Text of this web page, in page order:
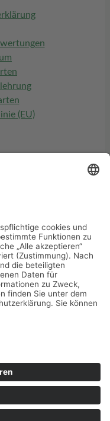
(EU)
339